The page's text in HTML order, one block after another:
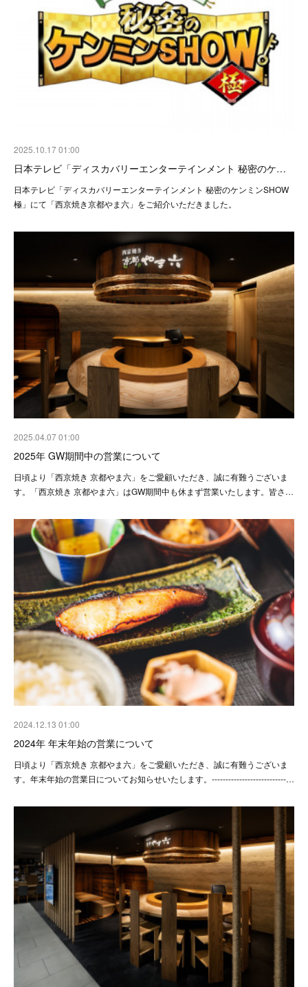
2025.10.17 01:00
日本テレビ「ディスカバリーエンターテインメント 秘密のケ…
日本テレビ「ディスカバリーエンターテインメント 秘密のケンミンSHOW
極」にて「西京焼き京都やま六」をご紹介いただきました。
2025.04.07 01:00
2025年 GW期間中の営業について
日頃より「西京焼き 京都やま六」をご愛顧いただき、誠に有難うございま
す。「西京焼き 京都やま六」はGW期間中も休まず営業いたします。皆さ…
2024.12.13 01:00
2024年 年末年始の営業について
日頃より「西京焼き 京都やま六」をご愛顧いただき、誠に有難うございま
す。年末年始の営業日についてお知らせいたします。---------------------------…